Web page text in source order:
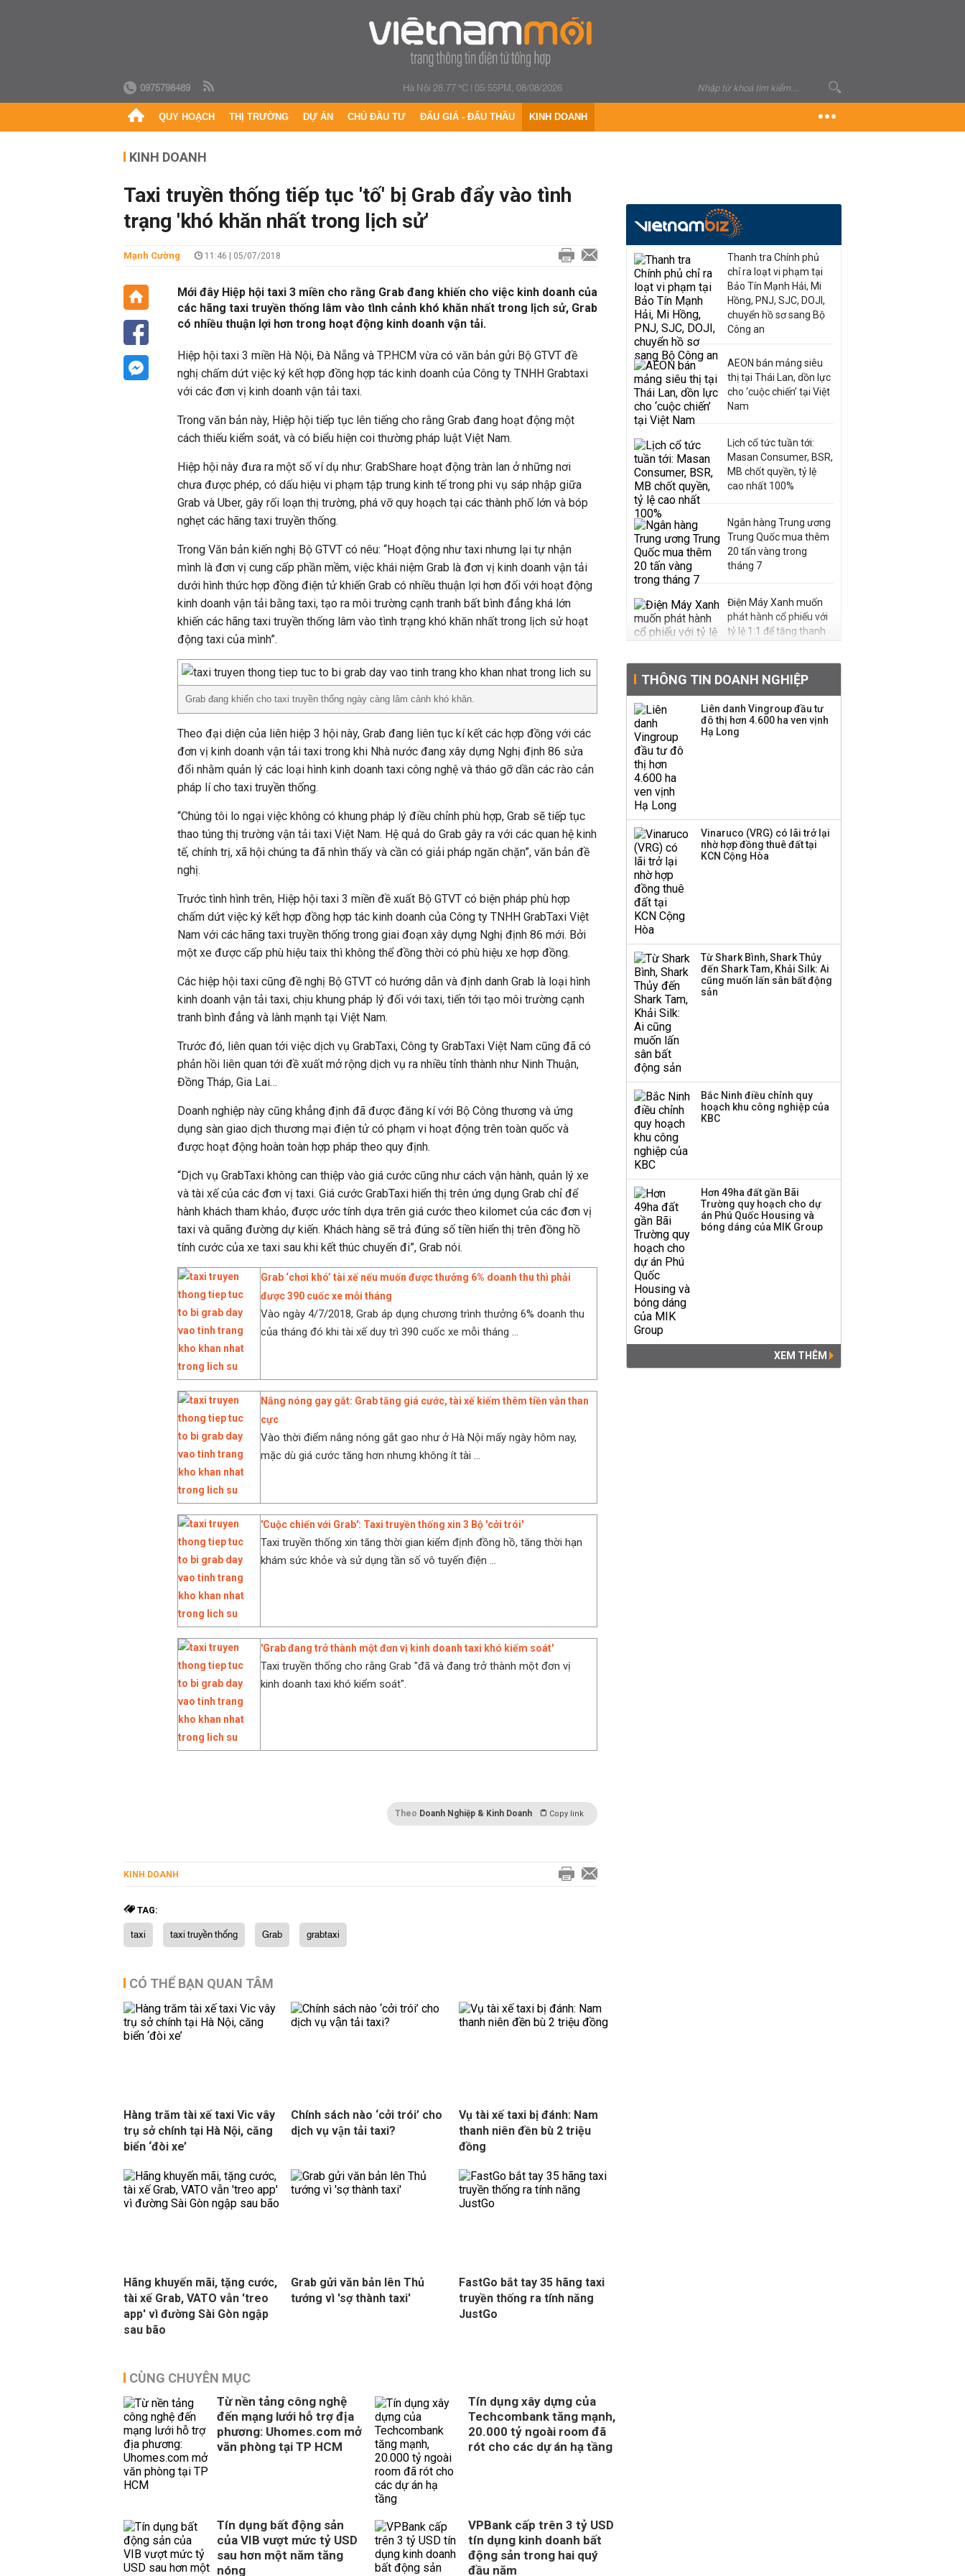
0975798489 Hà Nội 28.77 °C|05:55PM, 08/08/2026
QUY HOẠCH THỊ TRƯỜNG DỰ ÁN CHỦ ĐẦU TƯ ĐẤU GIÁ - ĐẤU THẦU KINH DOANH
KINH DOANH
Taxi truyền thống tiếp tục 'tố' bị Grab đẩy vào tình
trạng 'khó khăn nhất trong lịch sử'
Mạnh Cường 11:46 | 05/07/2018
Mới đây Hiệp hội taxi 3 miền cho rằng Grab đang khiến cho việc kinh doanh của
các hãng taxi truyền thống lâm vào tình cảnh khó khăn nhất trong lịch sử, Grab
có nhiều thuận lợi hơn trong hoạt động kinh doanh vận tải.
Hiệp hội taxi 3 miền Hà Nội, Đà Nẵng và TP.HCM vừa có văn bản gửi Bộ GTVT đề
nghị chấm dứt việc ký kết hợp đồng hợp tác kinh doanh của Công ty TNHH Grabtaxi
với các đơn vị kinh doanh vận tải taxi.
Trong văn bản này, Hiệp hội tiếp tục lên tiếng cho rằng Grab đang hoạt động một
cách thiếu kiểm soát, và có biểu hiện coi thường pháp luật Việt Nam.
Hiệp hội này đưa ra một số ví dụ như: GrabShare hoạt động tràn lan ở những nơi
chưa được phép, có dấu hiệu vi phạm tập trung kinh tế trong phi vụ sáp nhập giữa
Grab và Uber, gây rối loạn thị trường, phá vỡ quy hoạch tại các thành phố lớn và bóp
nghẹt các hãng taxi truyền thống.
Trong Văn bản kiến nghị Bộ GTVT có nêu: “Hoạt động như taxi nhưng lại tự nhận
mình là đơn vị cung cấp phần mềm, việc khái niệm Grab là đơn vị kinh doanh vận tải
dưới hình thức hợp đồng điện tử khiến Grab có nhiều thuận lợi hơn đối với hoạt động
kinh doanh vận tải bằng taxi, tạo ra môi trường cạnh tranh bất bình đẳng khá lớn
khiến các hãng taxi truyền thống lâm vào tình trạng khó khăn nhất trong lịch sử hoạt
động taxi của mình”.
Grab đang khiến cho taxi truyền thống ngày càng lâm cảnh khó khăn.
Theo đại diện của liên hiệp 3 hội này, Grab đang liên tục kí kết các hợp đồng với các
đơn vị kinh doanh vận tải taxi trong khi Nhà nước đang xây dựng Nghị định 86 sửa
đổi nhằm quản lý các loại hình kinh doanh taxi công nghệ và tháo gỡ dần các rào cản
pháp lí cho taxi truyền thống.
“Chúng tôi lo ngại việc không có khung pháp lý điều chỉnh phù hợp, Grab sẽ tiếp tục
thao túng thị trường vận tải taxi Việt Nam. Hệ quả do Grab gây ra với các quan hệ kinh
tế, chính trị, xã hội chúng ta đã nhìn thấy và cần có giải pháp ngăn chặn”, văn bản đề
nghị.
Trước tình hình trên, Hiệp hội taxi 3 miền đề xuất Bộ GTVT có biện pháp phù hợp
chấm dứt việc ký kết hợp đồng hợp tác kinh doanh của Công ty TNHH GrabTaxi Việt
Nam với các hãng taxi truyền thống trong giai đoạn xây dựng Nghị định 86 mới. Bởi
một xe được cấp phù hiệu taix thì không thể đồng thời có phù hiệu xe hợp đồng.
Các hiệp hội taxi cũng đề nghị Bộ GTVT có hướng dẫn và định danh Grab là loại hình
kinh doanh vận tải taxi, chịu khung pháp lý đối với taxi, tiến tới tạo môi trường cạnh
tranh bình đẳng và lành mạnh tại Việt Nam.
Trước đó, liên quan tới việc dịch vụ GrabTaxi, Công ty GrabTaxi Việt Nam cũng đã có
phản hồi liên quan tới đề xuất mở rộng dịch vụ ra nhiều tỉnh thành như Ninh Thuận,
Đồng Tháp, Gia Lai…
Doanh nghiệp này cũng khẳng định đã được đăng kí với Bộ Công thương và ứng
dụng sàn giao dịch thương mại điện tử có phạm vi hoạt động trên toàn quốc và
được hoạt động hoàn toàn hợp pháp theo quy định.
“Dịch vụ GrabTaxi không can thiệp vào giá cước cũng như cách vận hành, quản lý xe
và tài xế của các đơn vị taxi. Giá cước GrabTaxi hiển thị trên ứng dụng Grab chỉ để
hành khách tham khảo, được ước tính dựa trên giá cước theo kilomet của các đơn vị
taxi và quãng đường dự kiến. Khách hàng sẽ trả đúng số tiền hiển thị trên đồng hồ
tính cước của xe taxi sau khi kết thúc chuyến đi”, Grab nói.
Grab ‘chơi khó’ tài xế nếu muốn được thưởng 6% doanh thu thì phải
được 390 cuốc xe mỗi tháng
Vào ngày 4/7/2018, Grab áp dụng chương trình thưởng 6% doanh thu
của tháng đó khi tài xế duy trì 390 cuốc xe mỗi tháng ...
Nắng nóng gay gắt: Grab tăng giá cước, tài xế kiếm thêm tiền vẫn than
cực
Vào thời điểm nắng nóng gắt gao như ở Hà Nội mấy ngày hôm nay,
mặc dù giá cước tăng hơn nhưng không ít tài ...
'Cuộc chiến với Grab': Taxi truyền thống xin 3 Bộ 'cởi trói'
Taxi truyền thống xin tăng thời gian kiểm định đồng hồ, tăng thời hạn
khám sức khỏe và sử dụng tần số vô tuyến điện ...
'Grab đang trở thành một đơn vị kinh doanh taxi khó kiểm soát'
Taxi truyền thống cho rằng Grab "đã và đang trở thành một đơn vị
kinh doanh taxi khó kiểm soát".
Theo Doanh Nghiệp & Kinh Doanh Copy link
KINH DOANH
TAG:
taxi taxi truyền thống Grab grabtaxi
CÓ THỂ BẠN QUAN TÂM
Hàng trăm tài xế taxi Vic vây
trụ sở chính tại Hà Nội, căng
biển ‘đòi xe’
Chính sách nào ‘cởi trói’ cho
dịch vụ vận tải taxi?
Vụ tài xế taxi bị đánh: Nam
thanh niên đền bù 2 triệu
đồng
Hãng khuyến mãi, tặng cước,
tài xế Grab, VATO vẫn 'treo
app' vì đường Sài Gòn ngập
sau bão
Grab gửi văn bản lên Thủ
tướng vì 'sợ thành taxi'
FastGo bắt tay 35 hãng taxi
truyền thống ra tính năng
JustGo
CÙNG CHUYÊN MỤC
Từ nền tảng công nghệ
đến mạng lưới hỗ trợ địa
phương: Uhomes.com mở
văn phòng tại TP HCM
Tín dụng xây dựng của
Techcombank tăng mạnh,
20.000 tỷ ngoài room đã
rót cho các dự án hạ tầng
Tín dụng bất động sản
của VIB vượt mức tỷ USD
sau hơn một năm tăng
nóng
VPBank cấp trên 3 tỷ USD
tín dụng kinh doanh bất
động sản trong hai quý
đầu năm
Thanh tra Chính phủ
chỉ ra loạt vi phạm tại
Bảo Tín Mạnh Hải, Mi
Hồng, PNJ, SJC, DOJI,
chuyển hồ sơ sang Bộ
Công an
AEON bán mảng siêu
thị tại Thái Lan, dồn lực
cho ‘cuộc chiến’ tại Việt
Nam
Lịch cổ tức tuần tới:
Masan Consumer, BSR,
MB chốt quyền, tỷ lệ
cao nhất 100%
Ngân hàng Trung ương
Trung Quốc mua thêm
20 tấn vàng trong
tháng 7
Điện Máy Xanh muốn
phát hành cổ phiếu với
tỷ lệ 1:1 để tăng thanh
Sau nhịp điều chỉnh
mạnh, CTCK nhìn thấy
cơ hội ở nhóm cổ phiếu
nào?
hàng
TOP 10 ngân hàng lãi
Công ty 100 tỷ của
Huấn Hoa Hồng bỗng
dưng ‘biến mất’, một
THÔNG TIN DOANH NGHIỆP
Liên danh Vingroup đầu tư
đô thị hơn 4.600 ha ven vịnh
Hạ Long
Vinaruco (VRG) có lãi trở lại
nhờ hợp đồng thuê đất tại
KCN Cộng Hòa
Từ Shark Bình, Shark Thủy
đến Shark Tam, Khải Silk: Ai
cũng muốn lấn sân bất động
sản
Bắc Ninh điều chỉnh quy
hoạch khu công nghiệp của
KBC
Hơn 49ha đất gần Bãi
Trường quy hoạch cho dự
án Phú Quốc Housing và
bóng dáng của MIK Group
XEM THÊM